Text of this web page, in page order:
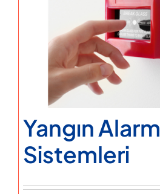
Yangın Alarm
Sistemleri